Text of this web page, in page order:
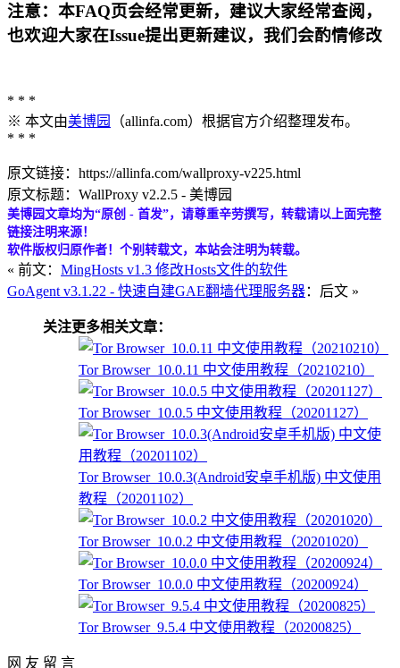
注意：本FAQ页会经常更新，建议大家经常查阅，
也欢迎大家在Issue提出更新建议，我们会酌情修改
* * *
※ 本文由美博园
（allinfa.com）根据官方介绍整理发布。
* * *
原文链接：https://allinfa.com/wallproxy-v225.html
原文标题：WallProxy v2.2.5 - 美博园
美博园文章均为“原创 - 首发”，请尊重辛劳撰写，转载请以上面完整
链接注明来源！
软件版权归原作者！个别转载文，本站会注明为转载。
« 前文： MingHosts v1.3 修改Hosts文件的软件
GoAgent v3.1.22 - 快速自建GAE翻墙代理服务器：后文 »
关注更多相关文章：
Tor Browser_10.0.11 中文使用教程（20210210）
Tor Browser_10.0.5 中文使用教程（20201127）
Tor Browser_10.0.3(Android安卓手机版) 中文使用
教程（20201102）
Tor Browser_10.0.2 中文使用教程（20201020）
Tor Browser_10.0.0 中文使用教程（20200924）
Tor Browser_9.5.4 中文使用教程（20200825）
网 友 留 言